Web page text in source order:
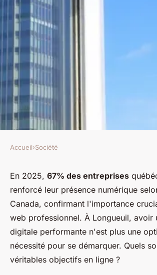
Conception de site
Longueuil : donnez
projet !
Éden•27 novembre 2025•7 min de lecture
Accueil›Société
En 2025, 67% des entreprises
renforcé leur présence numérique
Canada, confirmant l'importance
web professionnel. À Longueuil, avoir
digitale performante n'est plus une
nécessité pour se démarquer. Quels
véritables objectifs en ligne ?